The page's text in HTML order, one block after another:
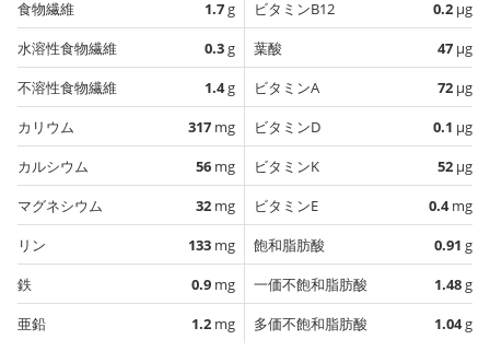
食物繊維
1.7g
水溶性食物繊維
0.3g
不溶性食物繊維
1.4g
カリウム
317 mg
カルシウム
56 mg
マグネシウム
32 mg
リン
133 mg
鉄
0.9 mg
亜鉛
1.2 mg
ビタミンB12
0.2 µg
葉酸
47 µg
ビタミンA
72 µg
ビタミンD
0.1 µg
ビタミンK
52 µg
ビタミンE
0.4mg
飽和脂肪酸
0.91 g
一価不飽和脂肪酸
1.48g
多価不飽和脂肪酸
1.04g